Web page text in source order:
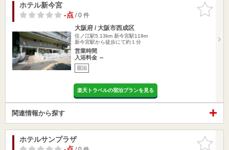
お気に入
りに追加
ホテル新今宮
-点/ 0 件
大阪府 / 大阪市西成区
住ノ江駅5.13km 新今宮駅119m
新今宮駅から徒歩にて約１分
営業時間
入浴料金 ～
宿泊
楽天トラベルの宿泊プランを見る
関連情報から探す
お気に入
りに追加
ホテルサンプラザ